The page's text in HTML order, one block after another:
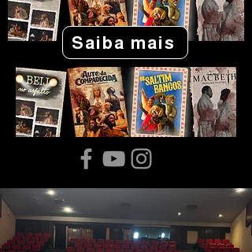
Saiba mais